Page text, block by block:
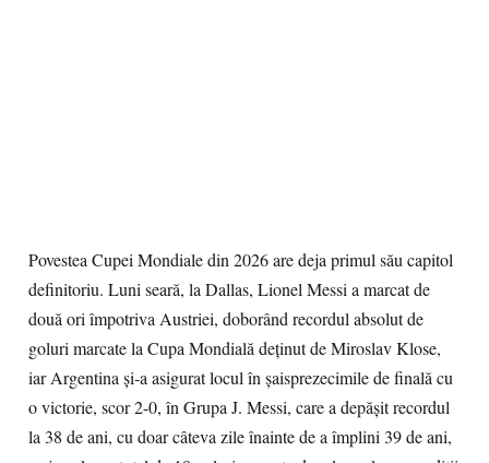
Povestea Cupei Mondiale din 2026 are deja primul său capitol
definitoriu. Luni seară, la Dallas, Lionel Messi a marcat de
două ori împotriva Austriei, doborând recordul absolut de
goluri marcate la Cupa Mondială deținut de Miroslav Klose,
iar Argentina și-a asigurat locul în șaisprezecimile de finală cu
o victorie, scor 2-0, în Grupa J. Messi, care a depășit recordul
la 38 de ani, cu doar câteva zile înainte de a împlini 39 de ani,